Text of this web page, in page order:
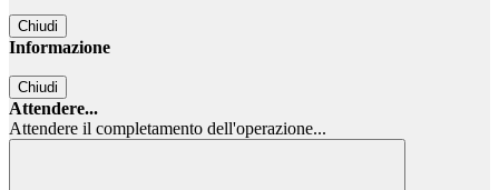
Chiudi
Informazione
Chiudi
Attendere...
Attendere il completamento dell'operazione...